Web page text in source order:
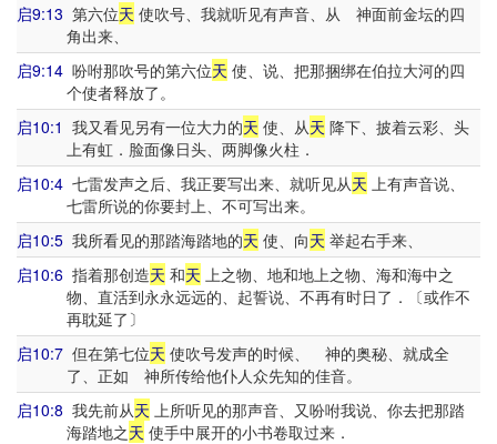
启9:13 第六位天 使吹号、我就听见有声音、从 神面前金坛的四
角出来、
启9:14 吩咐那吹号的第六位天 使、说、把那捆绑在伯拉大河的四
个使者释放了。
启10:1 我又看见另有一位大力的天 使、从天 降下、披着云彩、头
上有虹．脸面像日头、两脚像火柱．
启10:4 七雷发声之后、我正要写出来、就听见从天 上有声音说、
七雷所说的你要封上、不可写出来。
启10:5 我所看见的那踏海踏地的天 使、向天 举起右手来、
启10:6 指着那创造天 和天 上之物、地和地上之物、海和海中之
物、直活到永永远远的、起誓说、不再有时日了．〔或作不
再耽延了〕
启10:7 但在第七位天 使吹号发声的时候、 神的奥秘、就成全
了、正如 神所传给他仆人众先知的佳音。
启10:8 我先前从天 上所听见的那声音、又吩咐我说、你去把那踏
海踏地之天 使手中展开的小书卷取过来．